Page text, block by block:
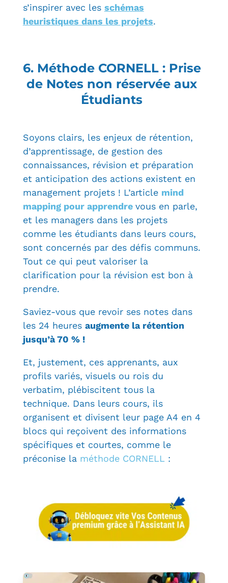
s’inspirer avec les schémas
heuristiques dans les projets.
6. Méthode CORNELL : Prise
de Notes non réservée aux
Étudiants
Soyons clairs, les enjeux de rétention,
d’apprentissage, de gestion des
connaissances, révision et préparation
et anticipation des actions existent en
management projets ! L’article mind
mapping pour apprendre vous en parle,
et les managers dans les projets
comme les étudiants dans leurs cours,
sont concernés par des défis communs.
Tout ce qui peut valoriser la
clarification pour la révision est bon à
prendre.
Saviez-vous que revoir ses notes dans
les 24 heures augmente la rétention
jusqu’à 70 % !
Et, justement, ces apprenants, aux
profils variés, visuels ou rois du
verbatim, plébiscitent tous la
technique. Dans leurs cours, ils
organisent et divisent leur page A4 en 4
blocs qui reçoivent des informations
spécifiques et courtes, comme le
préconise la méthode CORNELL :